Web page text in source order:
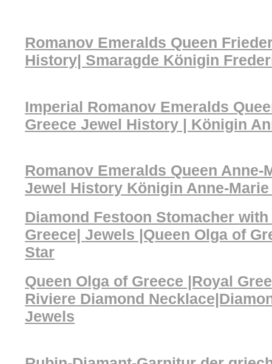
Romanov Emeralds Queen
History| Smaragde Königin
Imperial Romanov Emeralds
Greece Jewel History | Königin
Romanov Emeralds Queen Anne-
Jewel History Königin Anne-Marie
Diamond Festoon Stomacher
Greece| Jewels |Queen Olga of
Star
Queen Olga of Greece |Royal
Riviere Diamond
Jewels